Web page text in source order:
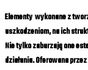
Elementy wykonane z
uszkodzeniom, na ich
Nie tylko zaburzają one
działania. Oferowana